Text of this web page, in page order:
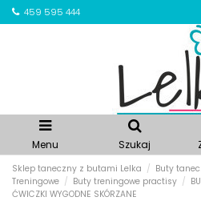
459 595 444
Menu Szukaj
Sklep taneczny z butami Lelka Buty
Treningowe
Buty treningowe practisy
ĆWICZKI WYGODNE SKÓRZANE